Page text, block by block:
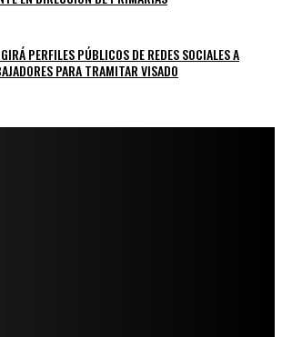
PERFILES PÚBLICOS DE REDES SOCIALES A
PARA TRAMITAR VISADO